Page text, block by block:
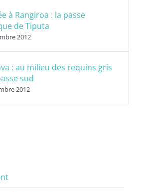
à Rangiroa : la passe
de Tiputa
2012
: au milieu des requins gris
sud
2012